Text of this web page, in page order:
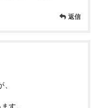
返信